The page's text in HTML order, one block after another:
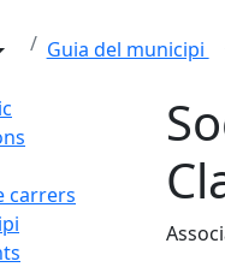
Guia del municipi
carrers